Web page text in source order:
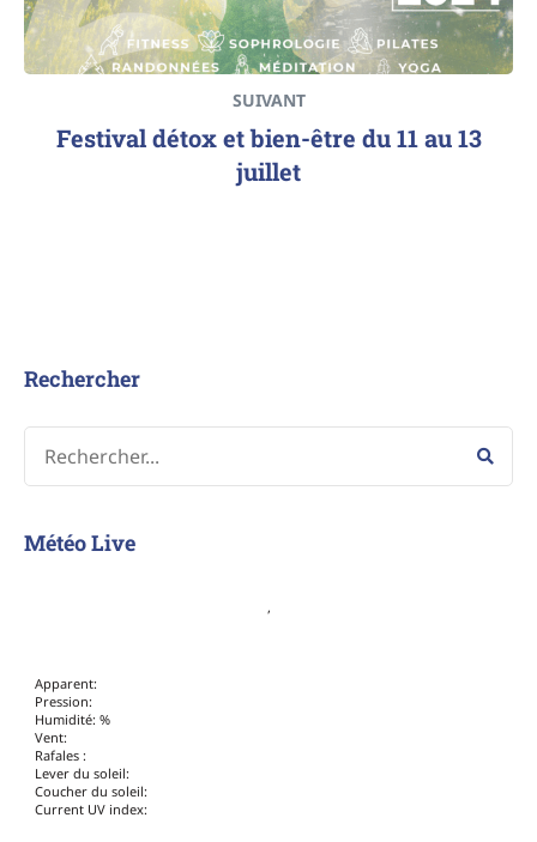
SUIVANT
Festival détox et bien-être du 11 au 13
juillet
Rechercher
Météo Live
,
Apparent:
Pression:
Humidité: %
Vent:
Rafales :
Lever du soleil:
Coucher du soleil:
Current UV index: